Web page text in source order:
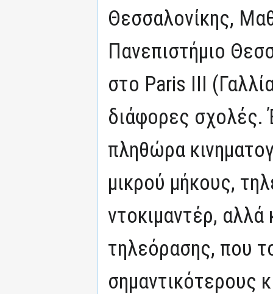
Θεσσαλονίκης,
Πανεπιστήμιο
στο Paris III
διάφορες σχολές.
πληθώρα
μικρού μήκους,
ντοκιμαντέρ,
τηλεόρασης, που
σημαντικότερους